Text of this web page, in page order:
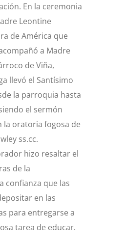
En la ceremonia
Leontine
de América que
a Madre
de Viña,
llevó el Santísimo
la parroquia hasta
el sermón
la oratoria fogosa de
ss.cc.
hizo resaltar el
de la
confianza que las
en las
para entregarse a
tarea de educar.